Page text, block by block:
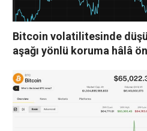
Bitcoin volatilitesinde
aşağı yönlü koruma hâlâ